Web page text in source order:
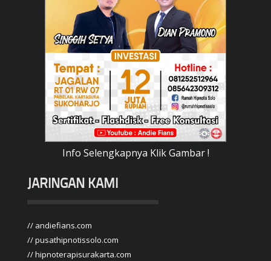
Info Selengkapnya Klik Gambar !
JARINGAN KAMI
// andiefians.com
// pusathipnotissolo.com
// hipnoterapisurakarta.com